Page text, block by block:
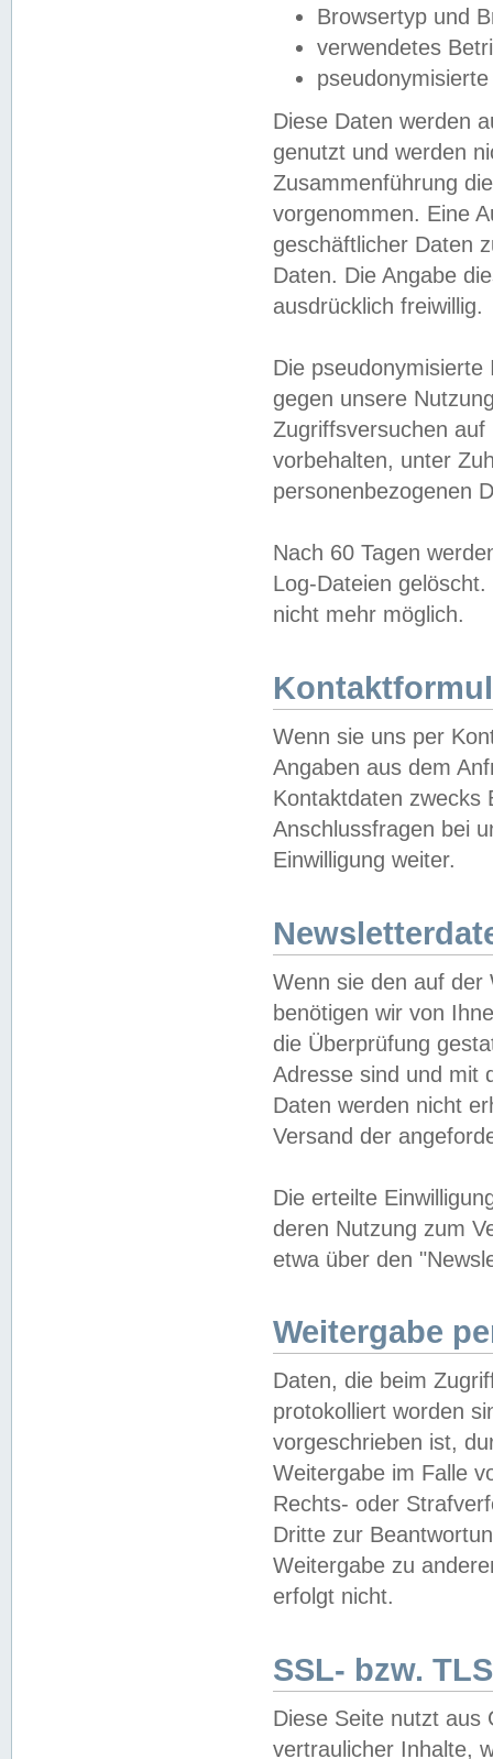
Browsertyp und
verwendetes
Diese Daten werden
genutzt und werden
Zusammenführung
vorgenommen. Eine
geschäftlicher Daten
Daten. Die Angabe
ausdrücklich freiwillig.
Die
gegen unsere
Zugriffsversuchen
vorbehalten, unter
personenbezogenen
Nach 60 Tagen
Log-Dateien
nicht mehr möglich.
Wenn sie uns per
Angaben aus dem
Kontaktdaten zwecks
Anschlussfragen bei
Einwilligung weiter.
Wenn sie den auf der
benötigen wir von
die Überprüfung
Adresse sind und mit
Daten werden nicht
Versand der
Die erteilte
deren Nutzung zum
etwa über den
Weitergabe
Daten, die beim
protokolliert worden
vorgeschrieben ist,
Weitergabe im Falle
Rechts- oder
Dritte zur
Weitergabe zu
erfolgt nicht.
SSL- bzw.
Diese Seite nutzt aus
vertraulicher Inhalte,